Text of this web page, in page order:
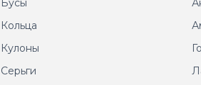
Бусы
Кольца
Кулоны
Серьги